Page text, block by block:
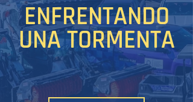
ENFRENTANDO
UNA TORMENTA